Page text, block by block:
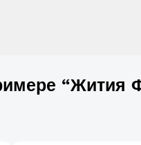
“Жития